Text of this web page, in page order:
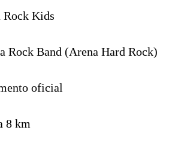
Rock Kids
Rock Band (Arena Hard Rock)
oficial
8 km